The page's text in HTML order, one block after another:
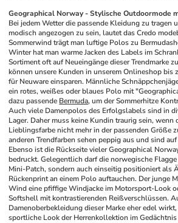
Geographical Norway - Stylische Outdoormode
Bei jedem Wetter die passende Kleidung zu tragen
modisch angezogen zu sein, lautet das Credo
Sommerwind trägt man luftige Polos zu
Winter hat man warme Jacken des Labels im
Sortiment oft auf Neueingänge dieser Trendmarke
können unsere Kunden in unserem Onlineshop bis
für Neuware einsparen. Männliche
ein rotes, weißes oder blaues Polo mit
dazu passende Bermuda, um der Sommerhitze
Auch viele Damenpolos des Erfolgslabels sind in
Lager. Daher muss keine Kundin traurig sein, wenn
Lieblingsfarbe nicht mehr in der passenden Größe
anderen Trendfarben sehen peppig aus und sind
Ebenso ist die Rückseite vieler Geographical
bedruckt. Gelegentlich darf die norwegische
Mini-Patch, sondern auch einseitig positioniert als
Rückenprint an einem Polo auftauchen. Der junge
Wind eine pfiffige Windjacke im Motorsport-Look
Softshell mit kontrastierenden Reißverschlüssen.
Damenoberbekleidung dieser Marke eher edel
sportliche Look der Herrenkollektion im